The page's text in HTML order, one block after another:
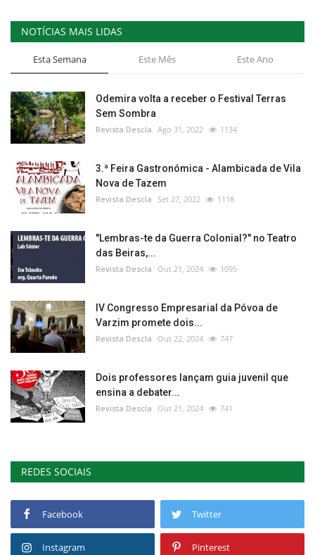
NOTÍCIAS MAIS LIDAS
Esta Semana Este Mês Este Ano
Odemira volta a receber o Festival Terras
Sem Sombra
Revista Descla Ago 31, 2022 1134
3.ª Feira Gastronómica - Alambicada de Vila
Nova de Tazem
Revista Descla Set 27, 2022 1118
"Lembras-te da Guerra Colonial?" no Teatro
das Beiras,...
Revista Descla Out 21, 2024 1095
IV Congresso Empresarial da Póvoa de
Varzim promete dois...
Revista Descla Out 22, 2024 747
Dois professores lançam guia juvenil que
ensina a debater...
Revista Descla Out 21, 2024 741
REDES SOCIAIS
Facebook Twitter
Instagram Pinterest